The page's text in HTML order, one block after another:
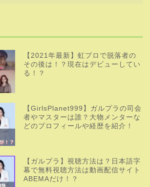
【2021年最新】虹プロで脱落者の
その後は！？現在はデビューしてい
る！？
【GirlsPlanet999】ガルプラの司会
者やマスターは誰？大物メンターな
どのプロフィールや経歴を紹介！
【ガルプラ】視聴方法は？日本語字
幕で無料視聴方法は動画配信サイト
ABEMAだけ！？